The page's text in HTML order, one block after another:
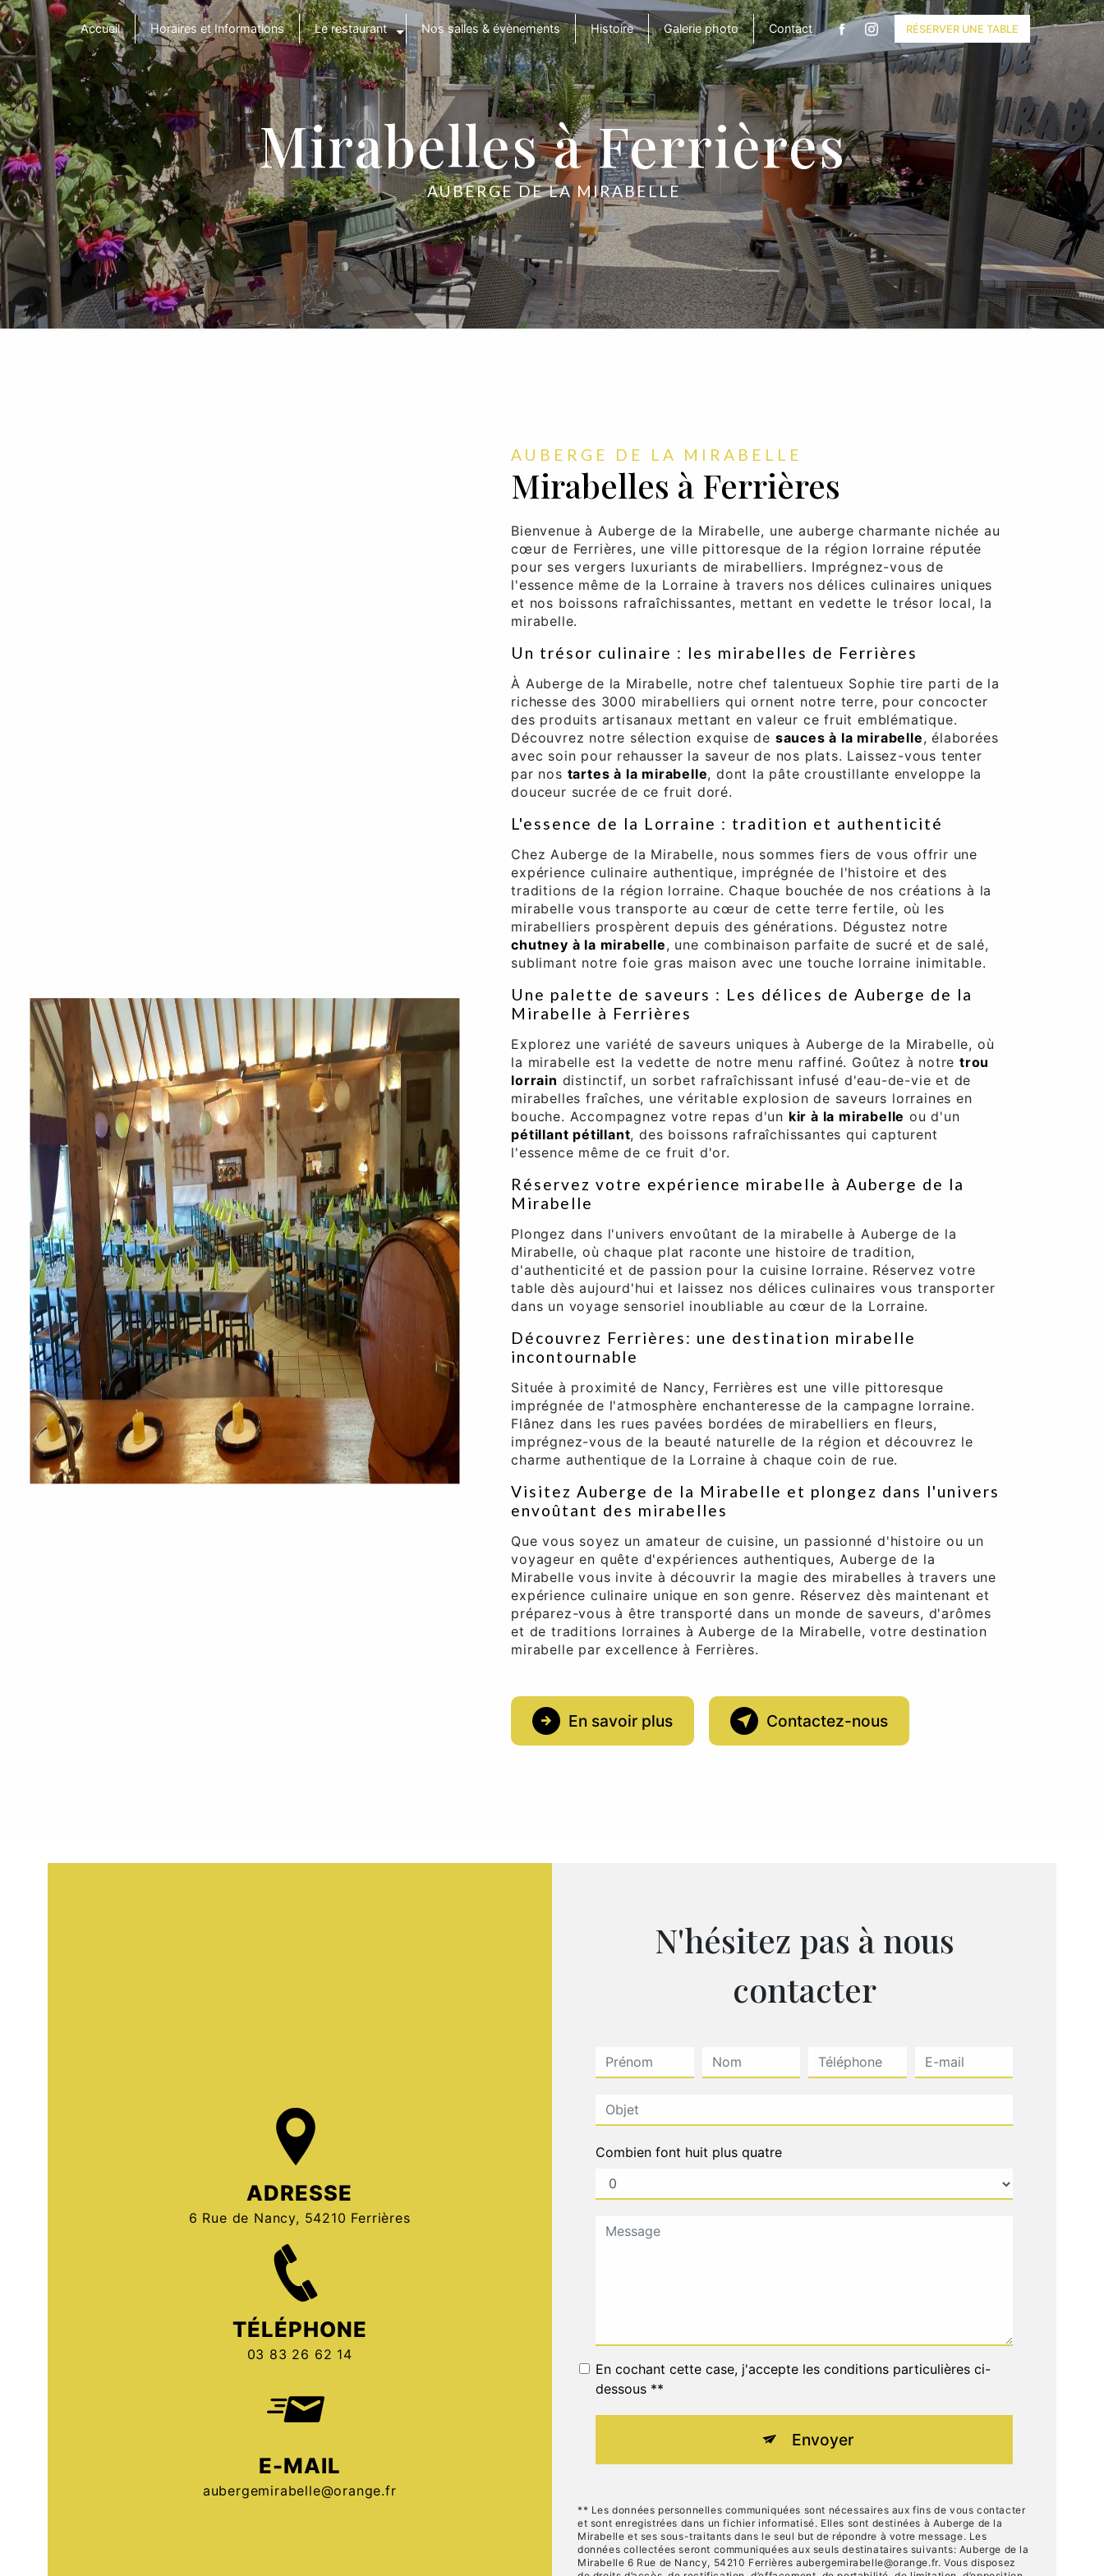
Accueil Horaires et Informations Le restaurant Nos salles & évènements Histoire Galerie photo Contact RÉSERVER UNE TABLE
Mirabelles à Ferrières
AUBERGE DE LA MIRABELLE
AUBERGE DE LA MIRABELLE
Mirabelles à Ferrières
Bienvenue à Auberge de la Mirabelle, une auberge charmante nichée au
cœur de Ferrières, une ville pittoresque de la région lorraine réputée
pour ses vergers luxuriants de mirabelliers. Imprégnez-vous de
l'essence même de la Lorraine à travers nos délices culinaires uniques
et nos boissons rafraîchissantes, mettant en vedette le trésor local, la
mirabelle.
Un trésor culinaire : les mirabelles de Ferrières
À Auberge de la Mirabelle, notre chef talentueux Sophie tire parti de la
richesse des 3000 mirabelliers qui ornent notre terre, pour concocter
des produits artisanaux mettant en valeur ce fruit emblématique.
Découvrez notre sélection exquise de sauces à la mirabelle, élaborées
avec soin pour rehausser la saveur de nos plats. Laissez-vous tenter
par nos tartes à la mirabelle, dont la pâte croustillante enveloppe la
douceur sucrée de ce fruit doré.
L'essence de la Lorraine : tradition et authenticité
Chez Auberge de la Mirabelle, nous sommes fiers de vous offrir une
expérience culinaire authentique, imprégnée de l'histoire et des
traditions de la région lorraine. Chaque bouchée de nos créations à la
mirabelle vous transporte au cœur de cette terre fertile, où les
mirabelliers prospèrent depuis des générations. Dégustez notre
chutney à la mirabelle, une combinaison parfaite de sucré et de salé,
sublimant notre foie gras maison avec une touche lorraine inimitable.
Une palette de saveurs : Les délices de Auberge de la
Mirabelle à Ferrières
Explorez une variété de saveurs uniques à Auberge de la Mirabelle, où
la mirabelle est la vedette de notre menu raffiné. Goûtez à notre trou
lorrain distinctif, un sorbet rafraîchissant infusé d'eau-de-vie et de
mirabelles fraîches, une véritable explosion de saveurs lorraines en
bouche. Accompagnez votre repas d'un kir à la mirabelle ou d'un
pétillant pétillant, des boissons rafraîchissantes qui capturent
l'essence même de ce fruit d'or.
Réservez votre expérience mirabelle à Auberge de la
Mirabelle
Plongez dans l'univers envoûtant de la mirabelle à Auberge de la
Mirabelle, où chaque plat raconte une histoire de tradition,
d'authenticité et de passion pour la cuisine lorraine. Réservez votre
table dès aujourd'hui et laissez nos délices culinaires vous transporter
dans un voyage sensoriel inoubliable au cœur de la Lorraine.
Découvrez Ferrières: une destination mirabelle
incontournable
Située à proximité de Nancy, Ferrières est une ville pittoresque
imprégnée de l'atmosphère enchanteresse de la campagne lorraine.
Flânez dans les rues pavées bordées de mirabelliers en fleurs,
imprégnez-vous de la beauté naturelle de la région et découvrez le
charme authentique de la Lorraine à chaque coin de rue.
Visitez Auberge de la Mirabelle et plongez dans l'univers
envoûtant des mirabelles
Que vous soyez un amateur de cuisine, un passionné d'histoire ou un
voyageur en quête d'expériences authentiques, Auberge de la
Mirabelle vous invite à découvrir la magie des mirabelles à travers une
expérience culinaire unique en son genre. Réservez dès maintenant et
préparez-vous à être transporté dans un monde de saveurs, d'arômes
et de traditions lorraines à Auberge de la Mirabelle, votre destination
mirabelle par excellence à Ferrières.
En savoir plus Contactez-nous
N'hésitez pas à nous
contacter
Combien font huit plus quatre
En cochant cette case, j'accepte les conditions particulières ci-
dessous **
Envoyer
** Les données personnelles communiquées sont nécessaires aux fins de vous contacter
et sont enregistrées dans un fichier informatisé. Elles sont destinées à Auberge de la
Mirabelle et ses sous-traitants dans le seul but de répondre à votre message. Les
données collectées seront communiquées aux seuls destinataires suivants: Auberge de la
Mirabelle 6 Rue de Nancy, 54210 Ferrières aubergemirabelle@orange.fr. Vous disposez
ADRESSE
6 Rue de Nancy, 54210 Ferrières
TÉLÉPHONE
03 83 26 62 14
E-MAIL
aubergemirabelle@orange.fr
Panneau de gestion des cookies